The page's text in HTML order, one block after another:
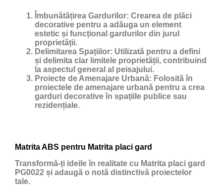
Îmbunătățirea Gardurilor: Crearea de plăci
decorative pentru a adăuga un element
estetic și funcțional gardurilor din jurul
proprietății.
Delimitarea Spațiilor: Utilizată pentru a defini
și delimita clar limitele proprietății, contribuind
la aspectul general al peisajului.
Proiecte de Amenajare Urbană: Folosită în
proiectele de amenajare urbană pentru a crea
garduri decorative în spațiile publice sau
rezidențiale.
Matrita ABS pentru Matrita placi gard
Transformă-ți ideile în realitate cu Matrita placi gard
PG0022 și adaugă o notă distinctivă proiectelor
tale.